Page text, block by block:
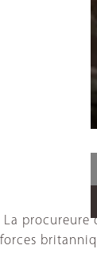
La procureure
forces